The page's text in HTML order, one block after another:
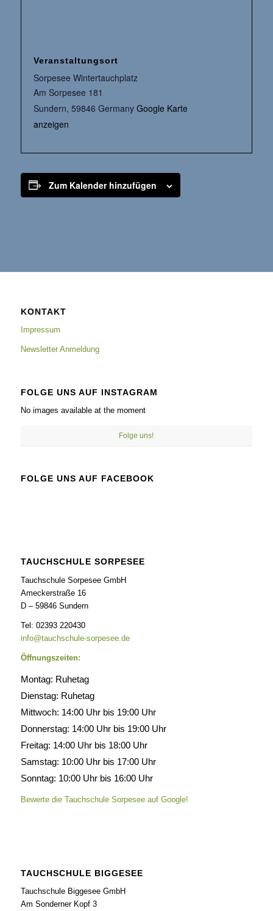
Veranstaltungsort
Sorpesee Wintertauchplatz
Am Sorpesee 181
Sundern, 59846 Germany Google Karte
anzeigen
Zum Kalender hinzufügen
KONTAKT
Impressum
Newsletter Anmeldung
FOLGE UNS AUF INSTAGRAM
No images available at the moment
Folge uns!
FOLGE UNS AUF FACEBOOK
TAUCHSCHULE SORPESEE
Tauchschule Sorpesee GmbH
Ameckerstraße 16
D – 59846 Sundern
Tel: 02393 220430
info@tauchschule-sorpesee.de
Öffnungszeiten:
Montag: Ruhetag
Dienstag: Ruhetag
Mittwoch: 14:00 Uhr bis 19:00 Uhr
Donnerstag: 14:00 Uhr bis 19:00 Uhr
Freitag: 14:00 Uhr bis 18:00 Uhr
Samstag: 10:00 Uhr bis 17:00 Uhr
Sonntag: 10:00 Uhr bis 16:00 Uhr
Bewerte die Tauchschule Sorpesee auf Google!
TAUCHSCHULE BIGGESEE
Tauchschule Biggesee GmbH
Am Sonderner Kopf 3